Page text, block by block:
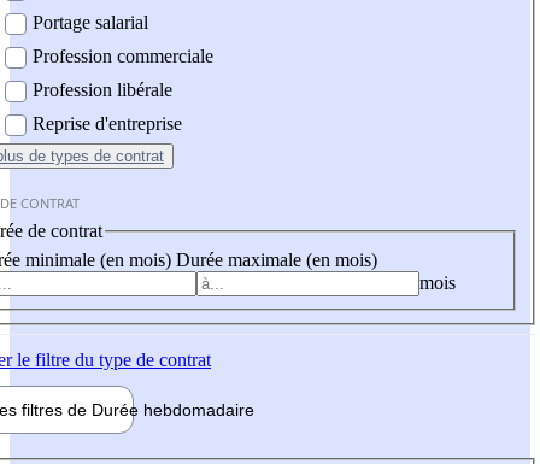
Portage salarial
Profession commerciale
Profession libérale
Reprise d'entreprise
de types de contrat
CONTRAT
de contrat
minimale (en mois) Durée maximale (en mois)
mois
le filtre du type de contrat
filtres de Durée hebdomadaire